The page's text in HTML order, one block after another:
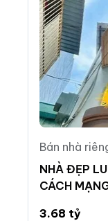
Bán nhà
NHÀ ĐẸP
CÁCH
3.68 tỷ